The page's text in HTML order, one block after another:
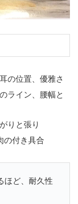
の位置、優雅さ
ライン、腰幅と
りと張り
の付き具合
ほど、耐久性